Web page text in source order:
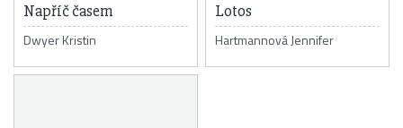
Napříč časem
Dwyer Kristin
Lotos
Hartmannová Jennifer